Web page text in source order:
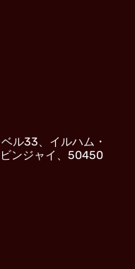
ル33、イルハム・
ンジャイ、50450